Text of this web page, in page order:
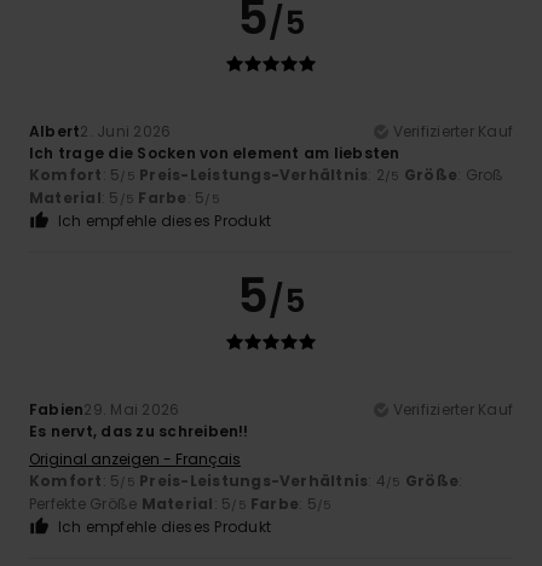
5/5
Albert2. Juni 2026
Verifizierter Kauf
Ich trage die Socken von element am liebsten
Komfort: 5/5 Preis-Leistungs-Verhältnis: 2/5 Größe: Groß
Material: 5 /5 Farbe: 5/5
Ich empfehle dieses Produkt
5/5
Fabien29. Mai 2026
Verifizierter Kauf
Es nervt, das zu schreiben!!
Original anzeigen - Français
Komfort: 5/5 Preis-Leistungs-Verhältnis: 4/5 Größe:
Perfekte Größe Material: 5/5 Farbe: 5/5
Ich empfehle dieses Produkt